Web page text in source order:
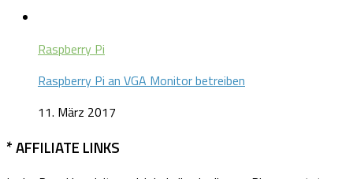
Raspberry Pi
Raspberry Pi an VGA Monitor betreiben
11. März 2017
* AFFILIATE LINKS